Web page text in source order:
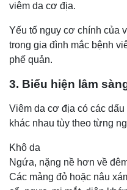
viêm da cơ địa.
Yếu tố nguy cơ chính của
trong gia đình mắc bệnh
phế quản.
3. Biểu hiện lâm
Viêm da cơ địa có các
khác nhau tùy theo từng
Khô da
Ngứa, nặng nề hơn về
Các mảng đỏ hoặc nâu